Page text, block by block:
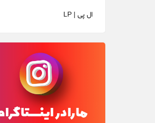
ال پی | LP
ایکس ام | XM Edrum
تنگلوود | Tanglewood